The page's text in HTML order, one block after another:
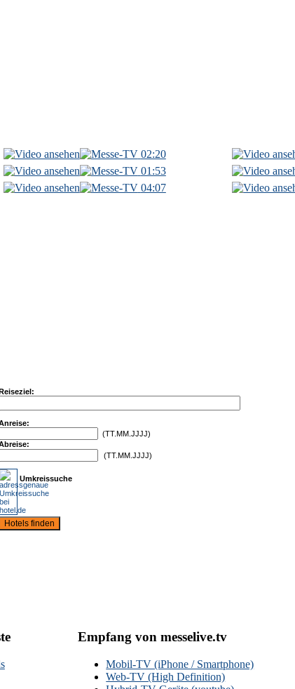
02:20
01:53
04:07
(TT.MM.JJJJ)
(TT.MM.JJJJ)
Umkreissuche
Empfang von messelive.tv
Mobil-TV (iPhone / Smartphone)
Web-TV (High Definition)